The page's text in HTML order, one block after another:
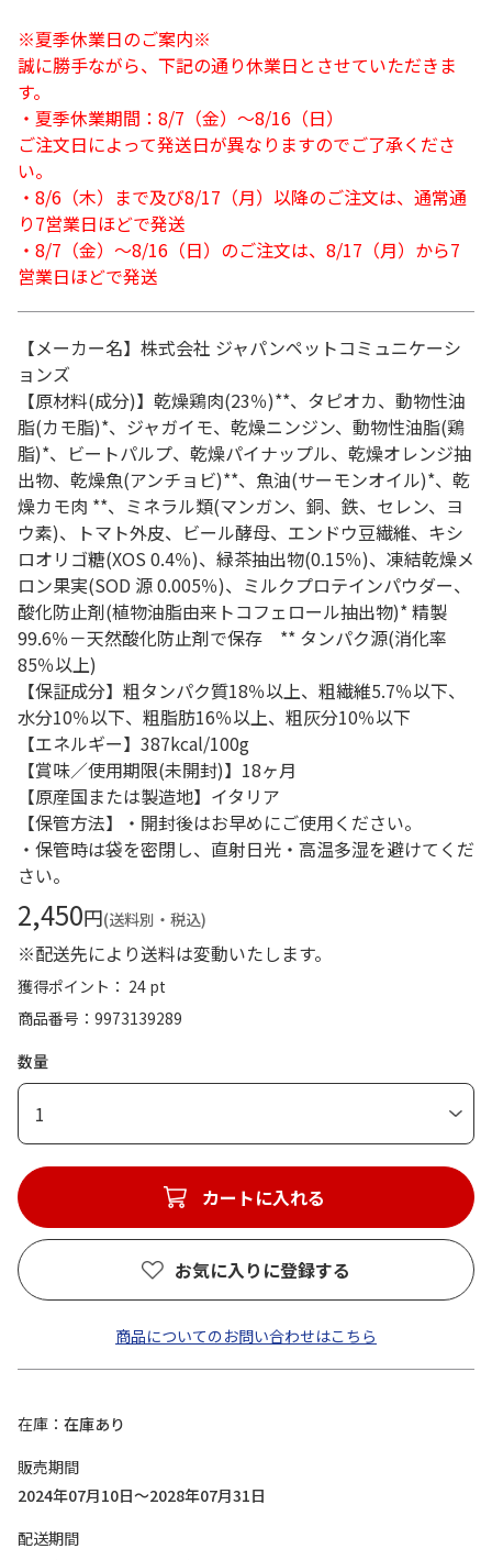
※夏季休業日のご案内※
誠に勝手ながら、下記の通り休業日とさせていただきま
す。
・夏季休業期間：8/7（金）～8/16（日）
ご注文日によって発送日が異なりますのでご了承くださ
い。
・8/6（木）まで及び8/17（月）以降のご注文は、通常通
り7営業日ほどで発送
・8/7（金）～8/16（日）のご注文は、8/17（月）から7
営業日ほどで発送
【メーカー名】株式会社 ジャパンペットコミュニケーシ
ョンズ
【原材料(成分)】乾燥鶏肉(23％)**、タピオカ、動物性油
脂(カモ脂)*、ジャガイモ、乾燥ニンジン、動物性油脂(鶏
脂)*、ビートパルプ、乾燥パイナップル、乾燥オレンジ抽
出物、乾燥魚(アンチョビ)**、魚油(サーモンオイル)*、乾
燥カモ肉 **、ミネラル類(マンガン、銅、鉄、セレン、ヨ
ウ素)、トマト外皮、ビール酵母、エンドウ豆繊維、キシ
ロオリゴ糖(XOS 0.4％)、緑茶抽出物(0.15％)、凍結乾燥メ
ロン果実(SOD 源 0.005％)、ミルクプロテインパウダー、
酸化防止剤(植物油脂由来トコフェロール抽出物)* 精製
99.6％－天然酸化防止剤で保存 ** タンパク源(消化率
85％以上)
【保証成分】粗タンパク質18％以上、粗繊維5.7％以下、
水分10％以下、粗脂肪16％以上、粗灰分10％以下
【エネルギー】387kcal/100g
【賞味／使用期限(未開封)】18ヶ月
【原産国または製造地】イタリア
【保管方法】・開封後はお早めにご使用ください。
・保管時は袋を密閉し、直射日光・高温多湿を避けてくだ
さい。
2,450円(送料別・税込)
※配送先により送料は変動いたします。
獲得ポイント： 24 pt
商品番号
9973139289
数量
1
カートに入れる
お気に入りに登録する
商品についてのお問い合わせはこちら
在庫
在庫あり
販売期間
2024年07月10日～2028年07月31日
配送期間